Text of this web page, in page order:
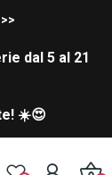
dal 5 al 21
☀️😍